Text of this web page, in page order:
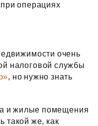
операциях
очень
налоговой службы
, но нужно знать
и жилые помещения
такой же, как